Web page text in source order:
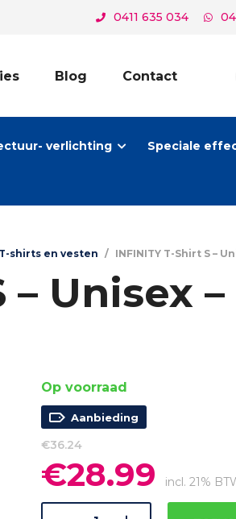
0411 635 034
Blog Contact
verlichting Speciale
T-shirts en vesten / INFINITY T-Shirt S –
– Unisex
Op voorraad
Aanbieding
€36.24
Oorspronkelijke
prijs
was:
€28.99 prijs
is:
incl. 21%